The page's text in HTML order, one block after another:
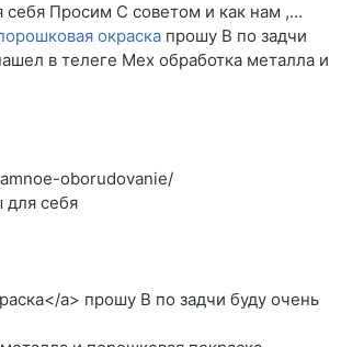
себя Просим C советом и как нам ,…
окраска прошу B по задчи
в телеге Мех обработка металла и
oborudovanie/
для себя
a> прошу B по задчи буду очень